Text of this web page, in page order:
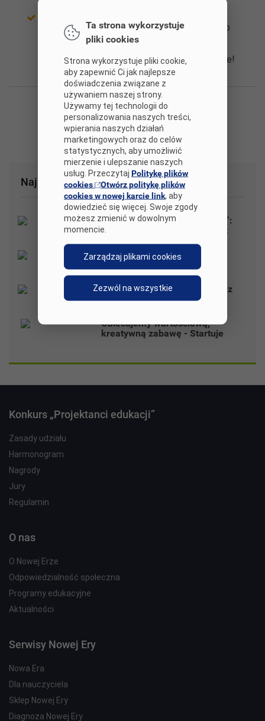
placówki mogące pochwalić się udziałem lub
zwycięstwem w konkursie są postrzegane
konkurencyjnym rynku edukacyjnym to ważne!
Najnowsze
„ZaPROJEKTowani na sukces”:
najbardziej inspirujący e-book
XIV edycja konkursu
rozstrzygnięta!
30 najciekawszych projektów z
trzynastej edycji konkursu
Obiecujemy wartościową,
kreatywną zabawę - Startuje
Konkurs „Projektanci edukacji”
Zasady udziału
Harmonogram
Nagrody
Jury
Regulamin
O nas
O Nowej Erze
Odpowiedzialność społeczna
Programy edukacyjne
Aktualności
Serwisy Nowej Ery
Nowa Era
Dla nauczyciela
Sklep Nowej Ery
Diagnoza Nowej Ery
Ta strona wykorzystuje
pliki cookies
Strona wykorzystuje pliki cookie,
aby zapewnić Ci jak najlepsze
doświadczenia związane z
używaniem naszej strony.
Używamy tej technologii do
personalizowania naszych treści,
wpierania naszych działań
marketingowych oraz do celów
statystycznych, aby umożliwić
mierzenie i ulepszanie naszych
usług. Przeczytaj Politykę plików
cookies
Otwórz politykę plików
cookies w nowej karcie link, aby
dowiedzieć się więcej. Swoje zgody
możesz zmienić w dowolnym
momencie.
Zarządzaj plikami cookies
Zezwól na wszystkie